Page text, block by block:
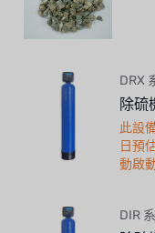
DRX
除硫
此設
日預
動啟
DIR